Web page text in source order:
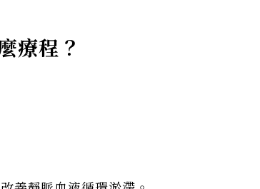
療程？